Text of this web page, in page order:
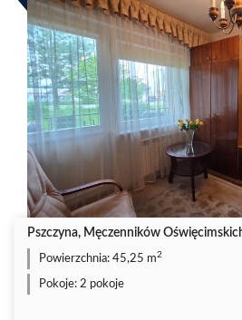
Pszczyna, Męczenników
Powierzchnia: 45,25 m2
Pokoje: 2 pokoje